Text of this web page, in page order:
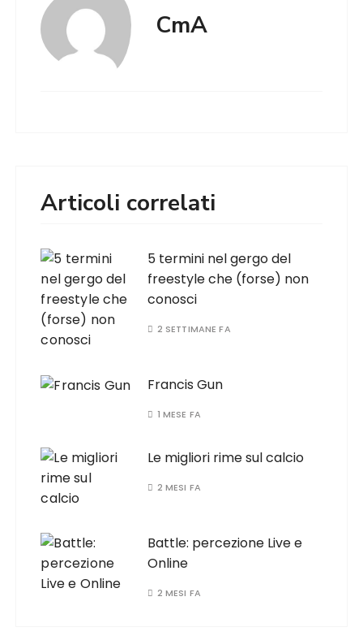
CmA
Articoli correlati
5 termini nel gergo del
freestyle che (forse) non
conosci
2 SETTIMANE FA
Francis Gun
1 MESE FA
Le migliori rime sul calcio
2 MESI FA
Battle: percezione Live e
Online
2 MESI FA